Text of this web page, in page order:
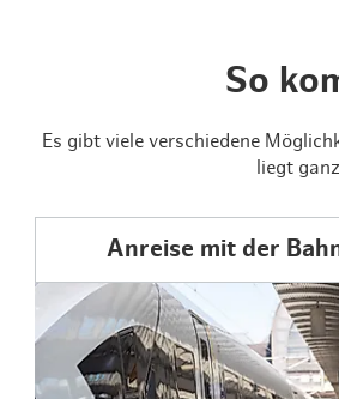
So
Es gibt viele verschiedene
liegt
Anreise mit der